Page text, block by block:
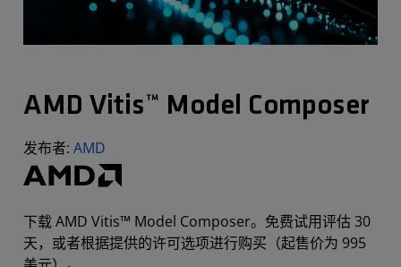
AMD Vitis™ Model Composer
发布者: AMD
下载 AMD Vitis™ Model Composer。免费试用评估 30
天，或者根据提供的许可选项进行购买（起售价为 995